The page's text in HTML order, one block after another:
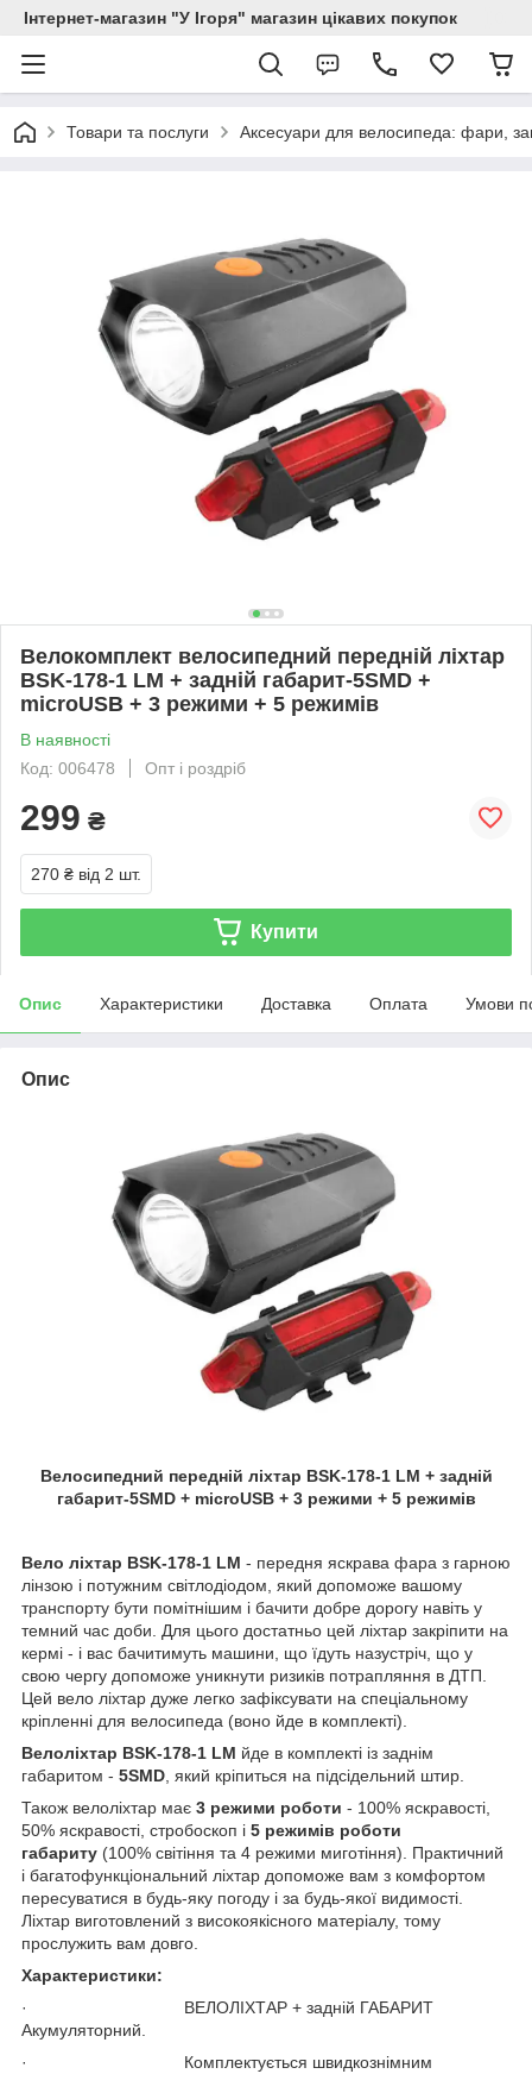
Інтернет-магазин "У Ігоря" магазин цікавих покупок
Товари та послуги Аксесуари для велосипеда: фари,
Велокомплект велосипедний передній ліхтар
BSK-178-1 LM + задній габарит-5SMD +
microUSB + 3 режими + 5 режимів
В наявності
Код: 006478
Опт і роздріб
299 ₴
270 ₴ від 2 шт.
Купити
Опис Характеристики Доставка Оплата Умови
Опис
Велосипедний передній ліхтар BSK-178-1 LM + задній
габарит-5SMD+ microUSB+ 3 режими + 5 режимів
Вело ліхтар BSK-178-1 LM - передня яскрава фара з гарною
лінзою і потужним світлодіодом, який допоможе вашому
транспорту бути помітнішим і бачити добре дорогу навіть у
темний час доби. Для цього достатньо цей ліхтар закріпити на
кермі - і вас бачитимуть машини, що їдуть назустріч, що у
свою чергу допоможе уникнути ризиків потрапляння в ДТП.
Цей вело ліхтар дуже легко зафіксувати на спеціальному
кріпленні для велосипеда (воно йде в комплекті).
Велоліхтар BSK-178-1 LM йде в комплекті із заднім
габаритом - 5SMD, який кріпиться на підсідельний штир.
Також велоліхтар має 3 режими роботи - 100% яскравості,
50% яскравості, стробоскоп і 5 режимів роботи
габариту (100% світіння та 4 режими миготіння). Практичний
і багатофункціональний ліхтар допоможе вам з комфортом
пересуватися в будь-яку погоду і за будь-якої видимості.
Ліхтар виготовлений з високоякісного матеріалу, тому
прослужить вам довго.
Характеристики:
· ВЕЛОЛІХТАР + задній ГАБАРИТ
Акумуляторний.
· Комплектується швидкознімним